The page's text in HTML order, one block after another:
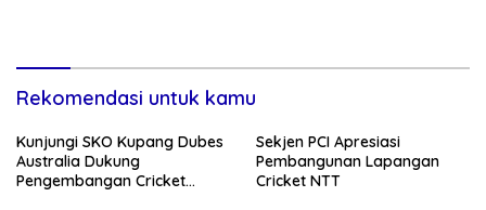
Rekomendasi untuk kamu
Kunjungi SKO Kupang Dubes
Australia Dukung
Pengembangan Cricket
Sekjen PCI Apresiasi
Pembangunan Lapangan
Cricket NTT